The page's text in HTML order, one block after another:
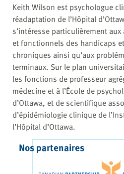
Keith Wilson est psychologue
réadaptation de l’Hôpital
s’intéresse particulièrement
et fonctionnels des handicaps
chroniques ainsi qu’aux
terminaux. Sur le plan
les fonctions de professeur
médecine et à l’École de
d’Ottawa, et de scientifique
d’épidémiologie clinique de
l’Hôpital d’Ottawa.
Nos partenaires